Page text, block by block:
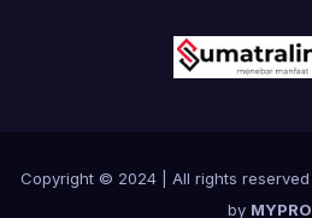
Copyright © 2024 | All rights reserved
by MYPRO